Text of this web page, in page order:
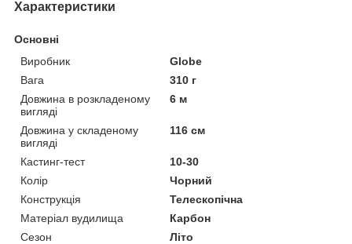
Характеристики
Основні
Виробник
Globe
Вага
310 г
Довжина в розкладеному
вигляді
6 м
Довжина у складеному
вигляді
116 см
Кастинг-тест
10-30
Колір
Чорний
Конструкція
Телескопічна
Матеріал вудилища
Карбон
Сезон
Літо